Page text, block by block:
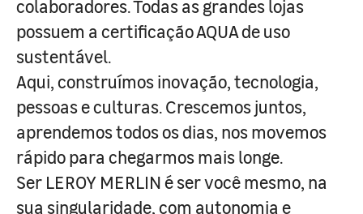
colaboradores. Todas as grandes lojas
possuem a certificação AQUA de uso
sustentável.
Aqui, construímos inovação, tecnologia,
pessoas e culturas. Crescemos juntos,
aprendemos todos os dias, nos movemos
rápido para chegarmos mais longe.
Ser LEROY MERLIN é ser você mesmo, na
sua singularidade, com autonomia e